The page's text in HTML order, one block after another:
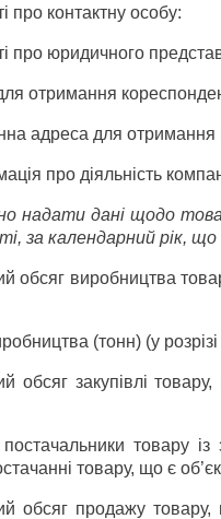
про контактну особу:
про юридичного
отримання
адреса для отримання
про діяльність
надати дані щодо
за календарний рік,
обсяг виробництва
(тонн) (у
обсяг закупівлі
товару із
товару, що є
обсяг продажу товару,